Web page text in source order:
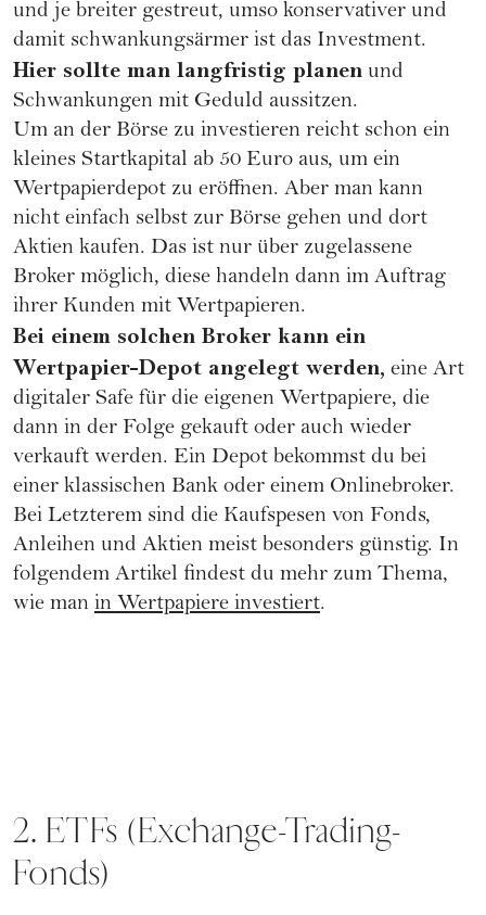
und je breiter gestreut, umso konservativer und
damit schwankungsärmer ist das Investment.
Hier sollte man langfristig planen und
Schwankungen mit Geduld aussitzen.
Um an der Börse zu investieren reicht schon ein
kleines Startkapital ab 50 Euro aus, um ein
Wertpapierdepot zu eröffnen. Aber man kann
nicht einfach selbst zur Börse gehen und dort
Aktien kaufen. Das ist nur über zugelassene
Broker möglich, diese handeln dann im Auftrag
ihrer Kunden mit Wertpapieren.
Bei einem solchen Broker kann ein
Wertpapier-Depot angelegt werden, eine Art
digitaler Safe für die eigenen Wertpapiere, die
dann in der Folge gekauft oder auch wieder
verkauft werden. Ein Depot bekommst du bei
einer klassischen Bank oder einem Onlinebroker.
Bei Letzterem sind die Kaufspesen von Fonds,
Anleihen und Aktien meist besonders günstig. In
folgendem Artikel findest du mehr zum Thema,
wie man in Wertpapiere investiert.
2. ETFs (Exchange-Trading-
Fonds)